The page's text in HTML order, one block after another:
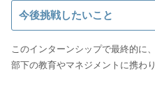
今後挑戦したいこと
このインターンシップで最終的に
部下の教育やマネジメントに携わり